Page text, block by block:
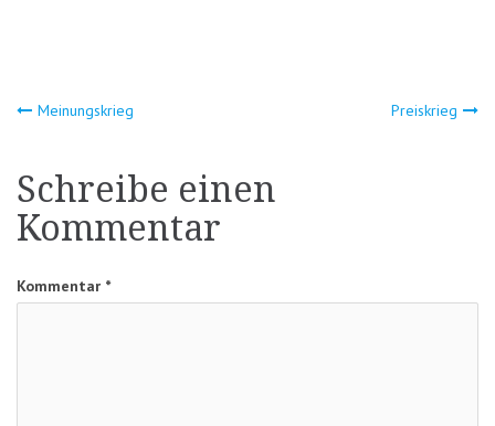
Beitragsnavigation
Meinungskrieg Preiskrieg
Schreibe einen
Kommentar
Kommentar *